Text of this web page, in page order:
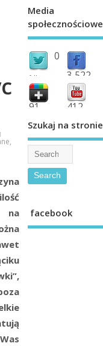
,
na
Media
społecznościowe
0
followers 3,522
fans
91 412
Szukaj na stronie
facebook